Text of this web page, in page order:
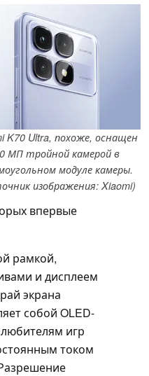
K70 Ultra, похоже, оснащен
МП тройной камерой в
модуле камеры.
изображения: Xiaomi)
впервые
рамкой,
и дисплеем
экрана
собой OLED-
игр
током